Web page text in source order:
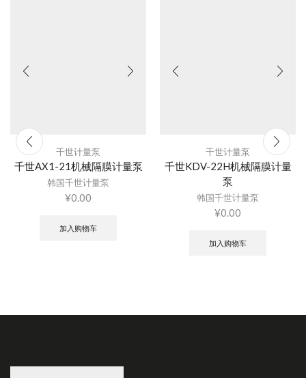
千世计量泵
千世AX1-21机械隔膜计量泵
韩国千世计量泵
¥0.00
加入购物车
千世计量泵
千世KDV-22H机械隔膜计量
泵
韩国千世计量泵
¥0.00
加入购物车